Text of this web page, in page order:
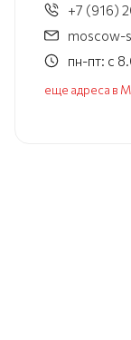
+7 (916)
moscow-
пн-пт: с
еще адреса в